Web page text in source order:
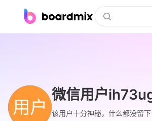
下载
会员
用户
微信用户
该用户十分神秘，什么都没留下